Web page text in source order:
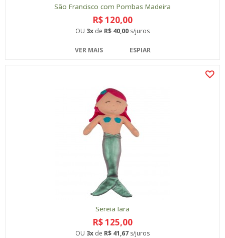
São Francisco com Pombas Madeira
R$ 120,00
OU 3x de R$ 40,00 s/juros
VER MAIS ESPIAR
Sereia Iara
R$ 125,00
OU 3x de R$ 41,67 s/juros